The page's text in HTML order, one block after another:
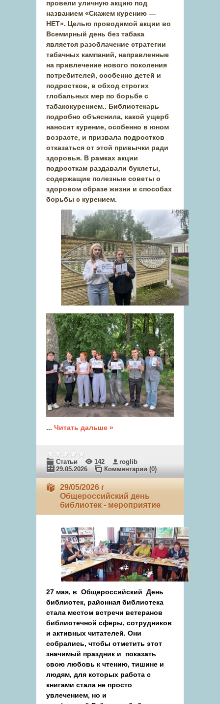
провели уличную акцию под
названием «Скажем курению —
НЕТ». Целью проводимой акции во
Всемирный день без табака
является разоблачение стратегии
табачных кампаний, направленные
на привлечение нового поколения
потребителей, особенно детей и
подростков, в обход строгих
глобальных мер по борьбе с
табакокурением.. Библиотекарь
подробно объяснила, какой ущерб
наносит курение, особенно в юном
возрасте, и призвала подростков
отказаться от этой привычки ради
здоровья. В рамках акции
подросткам раздавали буклеты,
содержащие полезные советы о
здоровом образе жизни и способах
борьбы с курением.
... Читать дальше »
Статьи 142
roglib
29.05.2026
Комментарии (0)
29/05/2026 г
Общероссийский день
библиотек - мероприятие
27 мая, в Общероссийский День
библиотек, районная библиотека
стала местом встречи ветеранов
библиотечной сферы, сотрудников
и активных читателей. Они
собрались, чтобы отметить этот
значимый праздник и показать
свою любовь к чтению, тишине и
людям, для которых работа с
книгами стала не просто
увлечением, но и